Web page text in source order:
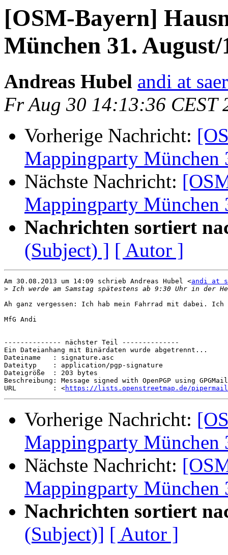
[OSM-Bayern]
München 31. August/
Andreas Hubel andi at
Fr Aug 30 14:13:36 CEST
Vorherige Nachricht:
Mappingparty München
Nächste Nachricht:
Mappingparty München
Nachrichten sortiert
(Subject) ] [ Autor ]
Am 30.08.2013 um 14:09 schrieb Andreas Hubel <andi at
>
Ah ganz vergessen: Ich hab mein Fahrrad mit dabei. Ich
MfG Andi
-------------- nächster Teil --------------
Ein Dateianhang mit Binärdaten wurde abgetrennt...
Dateiname   : signature.asc
Dateityp    : application/pgp-signature
Dateigröße  : 203 bytes
Beschreibung: Message signed with OpenPGP using GPGMail
URL         : <https://lists.openstreetmap.de/pipermail/
Vorherige Nachricht:
Mappingparty München
Nächste Nachricht:
Mappingparty München
Nachrichten sortiert
(Subject)] [ Autor ]